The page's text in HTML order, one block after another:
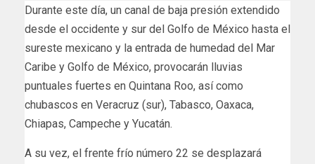
Durante este día, un canal de baja presión extendido
desde el occidente y sur del Golfo de México hasta el
sureste mexicano y la entrada de humedad del Mar
Caribe y Golfo de México, provocarán lluvias
puntuales fuertes en Quintana Roo, así como
chubascos en Veracruz (sur), Tabasco, Oaxaca,
Chiapas, Campeche y Yucatán.
A su vez, el frente frío número 22 se desplazará